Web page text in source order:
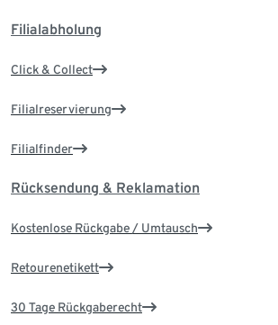
Filialabholung
Click & Collect
Filialreservierung
Filialfinder
Rücksendung & Reklamation
Kostenlose Rückgabe / Umtausch
Retourenetikett
30 Tage Rückgaberecht